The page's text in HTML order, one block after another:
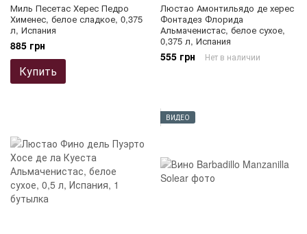
Миль Песетас Херес Педро
Хименес, белое сладкое, 0,375
л, Испания
885 грн
Купить
Люстао Амонтильядо де херес
Фонтадез Флорида
Альмаченистас, белое сухое,
0,375 л, Испания
555 грн Нет в наличии
ВИДЕО